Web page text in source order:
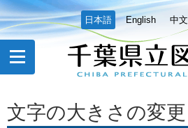
日本語 English 中文
文字の大きさの変更